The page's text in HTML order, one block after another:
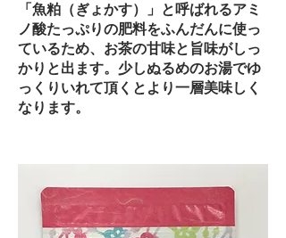
「魚粕（ぎょかす）」と呼ばれるアミ
ノ酸たっぷりの肥料をふんだんに使っ
ているため、お茶の甘味と旨味がしっ
かりと出ます。少しぬるめのお湯でゆ
っくりいれて頂くとより一層美味しく
なります。